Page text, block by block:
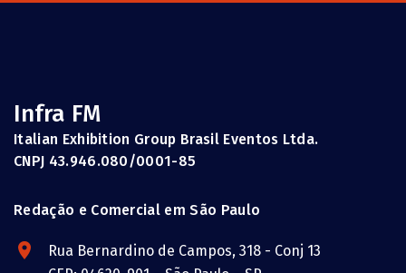
Infra FM
Italian Exhibition Group Brasil Eventos Ltda.
CNPJ 43.946.080/0001-85
Redação e Comercial em São Paulo
Rua Bernardino de Campos, 318 - Conj 13